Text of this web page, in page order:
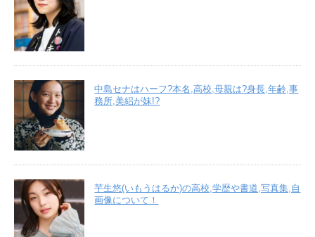
中島セナはハーフ?本名,高校,母親は?身長,年齢,事
務所,美絽が妹!?
芋生悠(いもうはるか)の高校,学歴や書道,写真集,自
画像について！